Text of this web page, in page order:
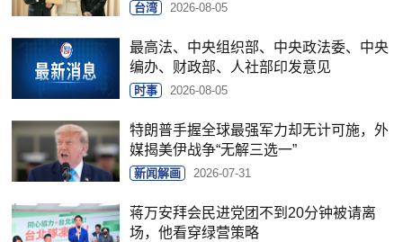
台湾 2026-08-05
最高法、中央组织部、中央政法委、中央
编办、财政部、人社部印发意见
时事 2026-08-05
特朗普手握全球最强军力却无计可施，外
媒揭美伊战争“无解三选一”
新闻解画 2026-07-31
蒋万安拜会民进党团不到20分钟被请离
场，他看穿绿营策略